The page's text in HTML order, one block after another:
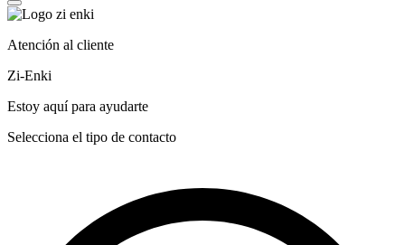
Atención al cliente
Zi-Enki
Estoy aquí para ayudarte
Selecciona el tipo de contacto